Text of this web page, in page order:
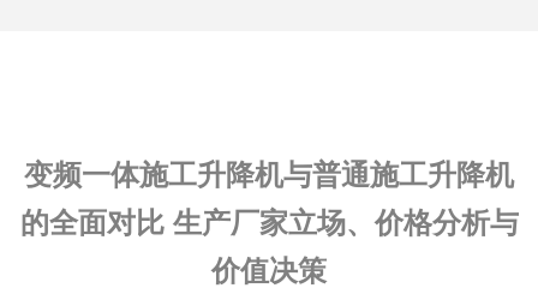
变频一体施工升降机与普通施工升降机
的全面对比 生产厂家立场、价格分析与
价值决策